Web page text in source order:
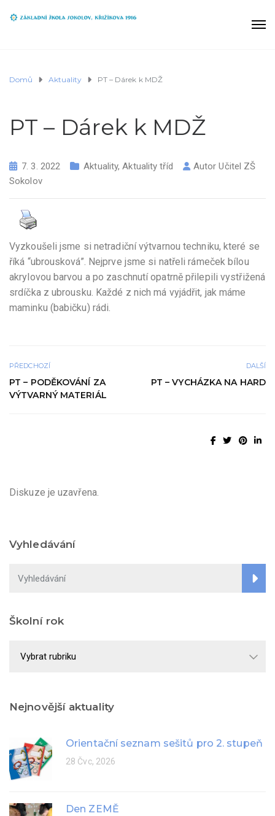
Domů Aktuality PT – Dárek k MDŽ
PT – Dárek k MDŽ
7. 3. 2022 Aktuality,Aktuality tříd AutorUčitel ZŠ
Sokolov
Vyzkoušeli jsme si netradiční výtvarnou techniku, které se
říká “ubrousková”. Nejprve jsme si natřeli rámeček bílou
akrylovou barvou a po zaschnutí opatrně přilepili vystřižená
srdíčka z ubrousku. Každé z nich má vyjádřit, jak máme
maminku (babičku) rádi.
PŘEDCHOZÍ
PT – PODĚKOVÁNÍ ZA
VÝTVARNÝ MATERIÁL
DALŠÍ
PT – VYCHÁZKA NA HARD
Diskuze je uzavřena.
Vyhledávání
Školní rok
Nejnovější aktuality
Orientační seznam sešitů pro 2. stupeň
28 Čvc, 2026
Den ZEMĚ